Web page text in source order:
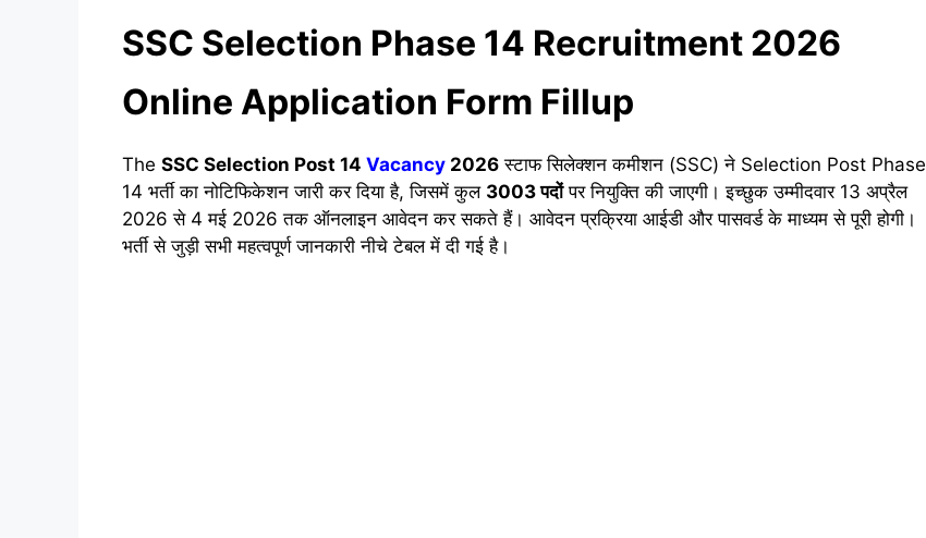
SSC Selection Phase 14 Recruitment 2026
Online Application Form Fillup
The SSC Selection Post 14 Vacancy 2026 स्टाफ सिलेक्शन कमीशन (SSC) ने Selection Post Phase
14 भर्ती का नोटिफिकेशन जारी कर दिया है, जिसमें कुल 3003 पदोंपर नियुक्ति की जाएगी। इच्छुक उम्मीदवार 13 अप्रैल
2026 से 4 मई 2026 तक ऑनलाइन आवेदन कर सकते हैं। आवेदन प्रक्रिया आईडी और पासवर्ड के माध्यम से पूरी होगी।
भर्ती से जुड़ी सभी महत्वपूर्ण जानकारी नीचे टेबल में दी गई है।